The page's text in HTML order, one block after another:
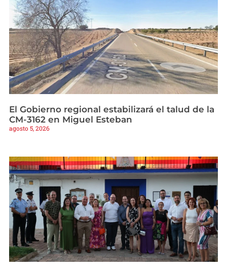
El Gobierno regional estabilizará el talud de la
CM-3162 en Miguel Esteban
agosto 5, 2026